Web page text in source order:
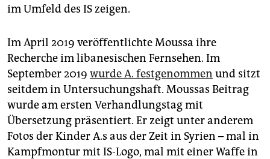
im Umfeld des IS zeigen.
Im April 2019 veröffentlichte Moussa ihre
Recherche im libanesischen Fernsehen. Im
September 2019 wurde A. festgenommen und sitzt
seitdem in Untersuchungshaft. Moussas Beitrag
wurde am ersten Verhandlungstag mit
Übersetzung präsentiert. Er zeigt unter anderem
Fotos der Kinder A.s aus der Zeit in Syrien – mal in
Kampfmontur mit IS-Logo, mal mit einer Waffe in